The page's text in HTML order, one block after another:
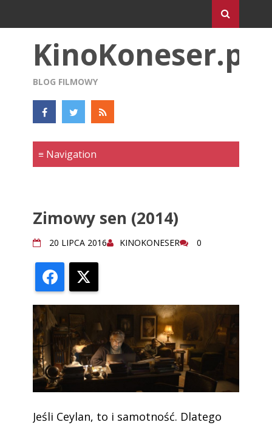
KinoKoneser.pl
BLOG FILMOWY
Zimowy sen (2014)
20 LIPCA 2016 KINOKONESER 0
Facebook
Jeśli Ceylan, to i samotność. Dlatego